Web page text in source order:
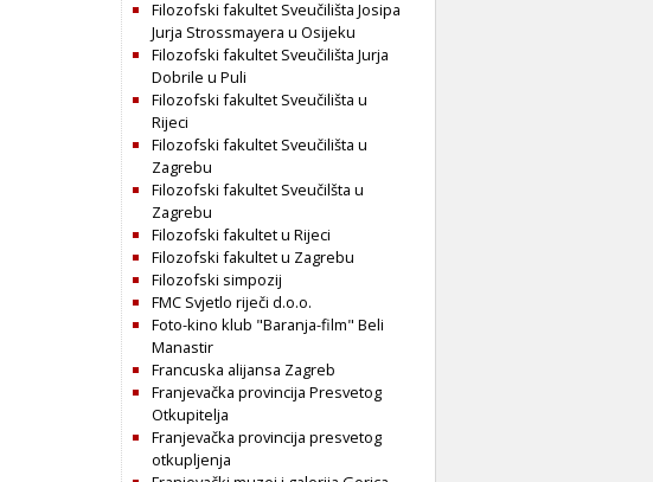
Filozofski fakultet Sveučilišta Josipa
Jurja Strossmayera u Osijeku
Filozofski fakultet Sveučilišta Jurja
Dobrile u Puli
Filozofski fakultet Sveučilišta u
Rijeci
Filozofski fakultet Sveučilišta u
Zagrebu
Filozofski fakultet Sveučilšta u
Zagrebu
Filozofski fakultet u Rijeci
Filozofski fakultet u Zagrebu
Filozofski simpozij
FMC Svjetlo riječi d.o.o.
Foto-kino klub "Baranja-film" Beli
Manastir
Francuska alijansa Zagreb
Franjevačka provincija Presvetog
Otkupitelja
Franjevačka provincija presvetog
otkupljenja